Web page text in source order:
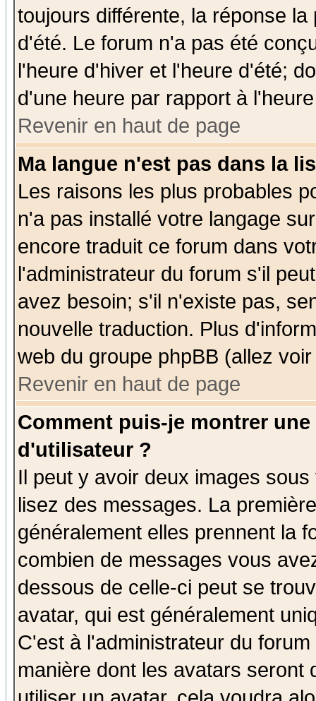
toujours différente, la réponse
d'été. Le forum n'a pas été
l'heure d'hiver et l'heure d'été;
d'une heure par rapport à
Revenir en haut de page
Ma langue n'est pas dans la
Les raisons les plus probables
n'a pas installé votre langage
encore traduit ce forum dans
l'administrateur du forum s'il
avez besoin; s'il n'existe pas,
nouvelle traduction. Plus
web du groupe phpBB (allez
Revenir en haut de page
Comment puis-je montrer
d'utilisateur ?
Il peut y avoir deux images
lisez des messages. La
généralement elles prennent la
combien de messages vous
dessous de celle-ci peut se
avatar, qui est généralement
C'est à l'administrateur du
manière dont les avatars seront